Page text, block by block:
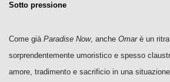
Sotto pressione
Come già Paradise Now, anche Omarè un
sorprendentemente umoristico e spesso
amore, tradimento e sacrificio in una